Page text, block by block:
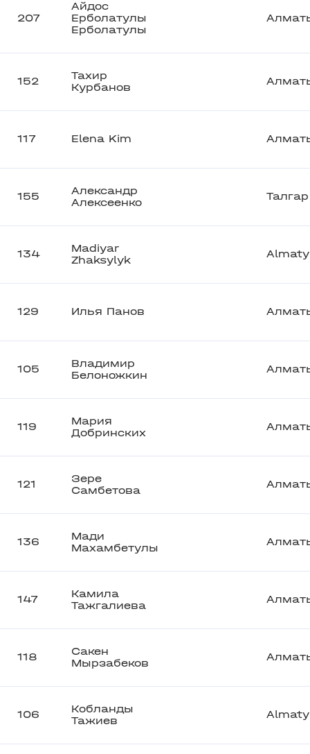
207
Айдос
Ерболатулы
Ерболатулы
152
Тахир
Курбанов
117 Elena Kim
155
Александр
Алексеенко
Талгар
134
Madiyar
Zhaksylyk
Almaty
129 Илья Панов
105
Владимир
Белоножкин
119
Мария
Добринских
121
Зере
Самбетова
136
Мади
Махамбетулы
147
Камила
Тажгалиева
118
Сакен
Мырзабеков
106
Кобланды
Тажиев
Almaty